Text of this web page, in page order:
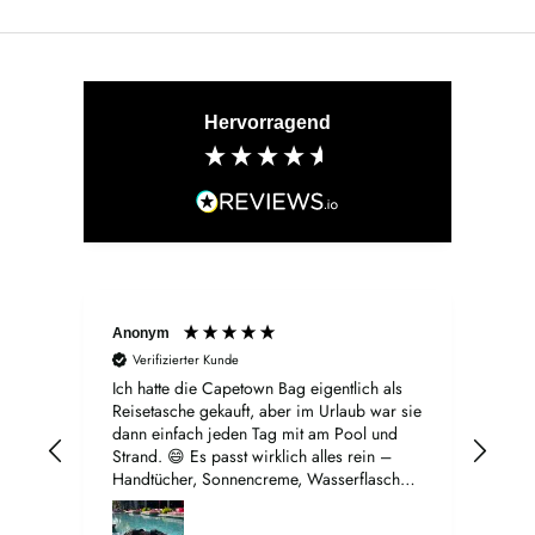
Hervorragend
Anonym
Verifizierter Kunde
Ich hatte die Capetown Bag eigentlich als
Reisetasche gekauft, aber im Urlaub war sie
dann einfach jeden Tag mit am Pool und
Strand. 😄 Es passt wirklich alles rein –
Handtücher, Sonnencreme, Wasserflaschen
und der ganze Kleinkram. Und trotzdem
sieht sie nicht nach typischer Strandtasche